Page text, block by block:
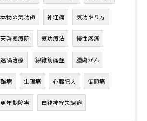
本物の気功師 神経痛 気功やり方
天啓気療院 気功療法 慢性疼痛
遠隔治療 線維筋痛症 腫瘍がん
難病 生理痛 心臓肥大 偏頭痛
更年期障害 自律神経失調症